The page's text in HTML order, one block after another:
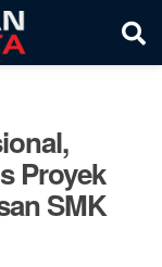
Proyek
SMK